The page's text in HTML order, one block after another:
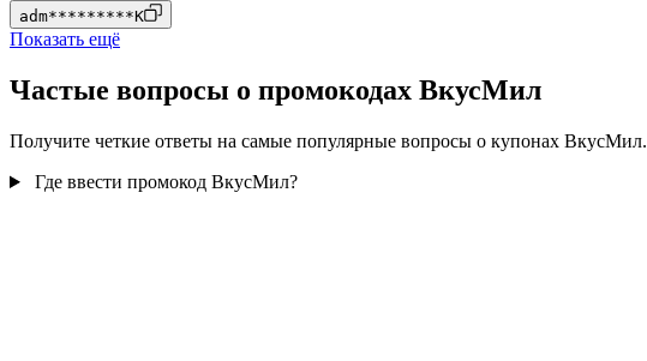
adm*********K
Показать ещё
Частые вопросы о промокодах ВкусМил
Получите четкие ответы на самые популярные вопросы о купонах ВкусМил.
Где ввести промокод ВкусМил?